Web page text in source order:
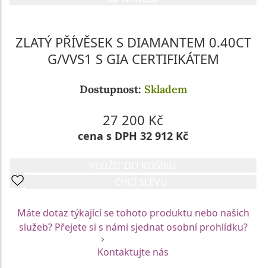
ZLATÝ PŘÍVĚSEK S DIAMANTEM 0.40CT
G/VVS1 S GIA CERTIFIKÁTEM
Dostupnost: Skladem
27 200 Kč
cena s DPH 32 912 Kč
Máte dotaz týkající se tohoto produktu nebo našich
služeb? Přejete si s námi sjednat osobní prohlídku?
Kontaktujte nás